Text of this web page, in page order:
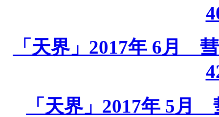
「天界」2017年 6月
「天界」2017年 5